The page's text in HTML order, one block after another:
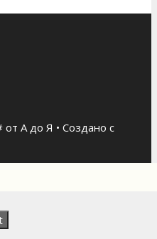
от А до Я • Создано с